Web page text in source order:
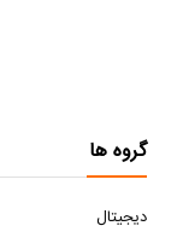
گروه ها
دیجیتال